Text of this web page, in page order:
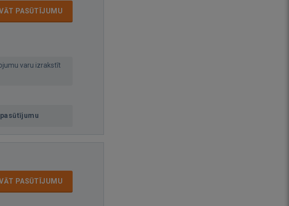
PASŪTĪJUMU
varu izrakstīt
PASŪTĪJUMU